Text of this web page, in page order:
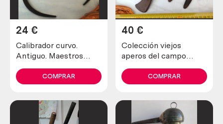
Calibrador curvo.
Antiguo. Maestros
24 €
COMPRAR
Colección viejos
aperos del campo
40 €
COMPRAR